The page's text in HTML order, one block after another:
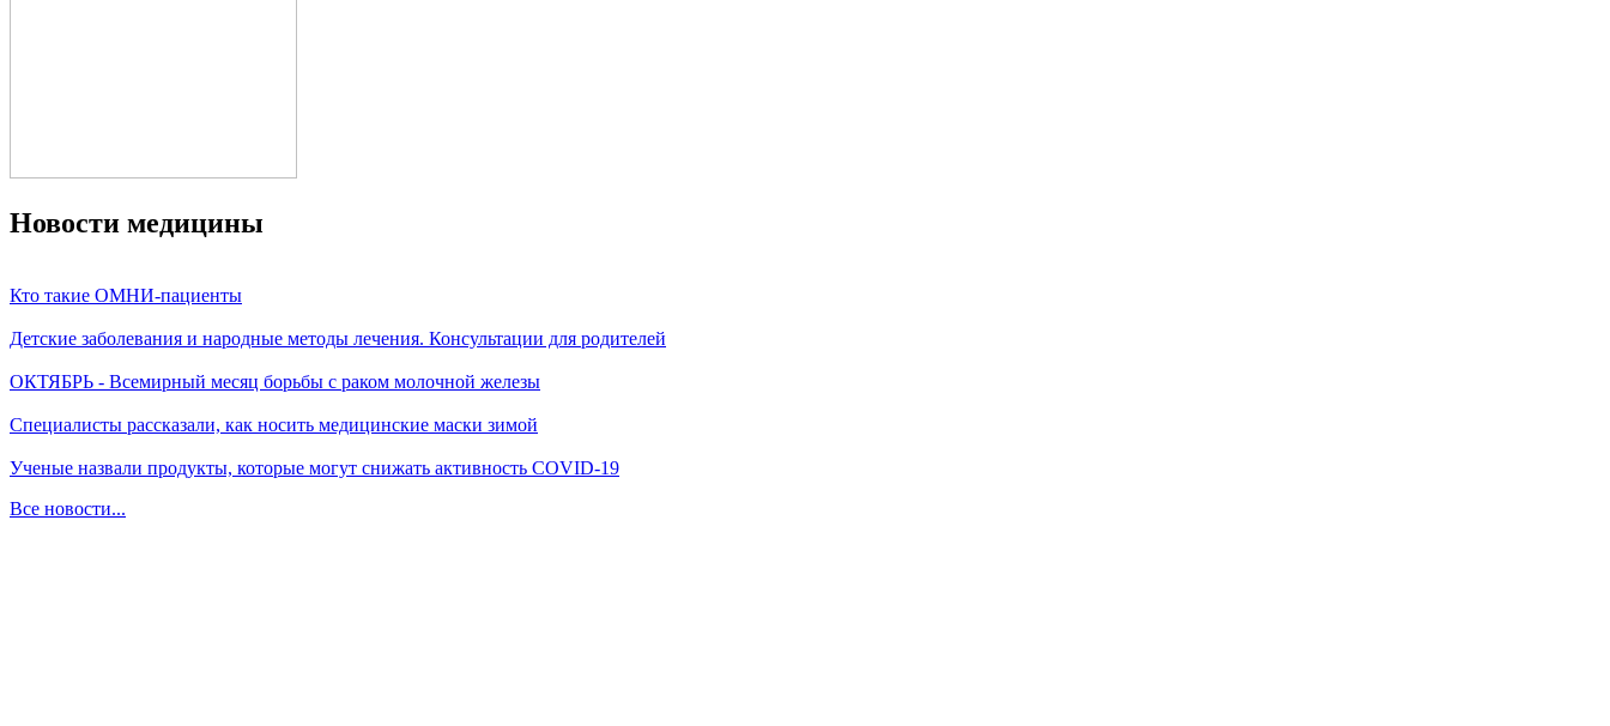
Новости медицины
Кто такие ОМНИ-пациенты
Детские заболевания и народные методы лечения. Консультации для родителей
ОКТЯБРЬ - Всемирный месяц борьбы с раком молочной железы
Специалисты рассказали, как носить медицинские маски зимой
Ученые назвали продукты, которые могут снижать активность COVID-19
Все новости...